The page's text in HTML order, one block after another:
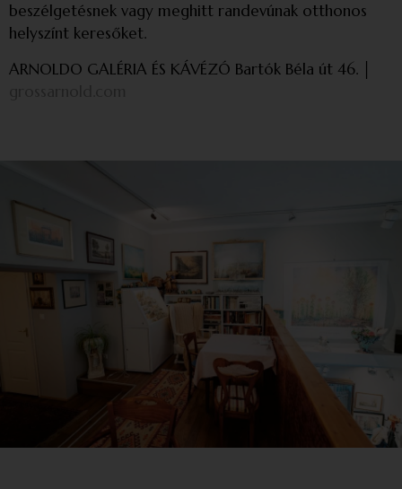
beszélgetésnek vagy meghitt randevúnak otthonos
helyszínt keresőket.
ARNOLDO GALÉRIA ÉS KÁVÉZÓ Bartók Béla út 46. │